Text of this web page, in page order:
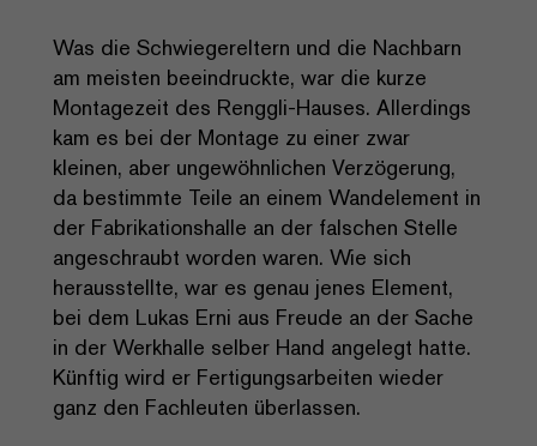
Was die Schwiegereltern und die Nachbarn
am meisten beeindruckte, war die kurze
Montagezeit des Renggli-Hauses. Allerdings
kam es bei der Montage zu einer zwar
kleinen, aber ungewöhnlichen Verzögerung,
da bestimmte Teile an einem Wandelement in
der Fabrikationshalle an der falschen Stelle
angeschraubt worden waren. Wie sich
herausstellte, war es genau jenes Element,
bei dem Lukas Erni aus Freude an der Sache
in der Werkhalle selber Hand angelegt hatte.
Künftig wird er Fertigungsarbeiten wieder
ganz den Fachleuten überlassen.